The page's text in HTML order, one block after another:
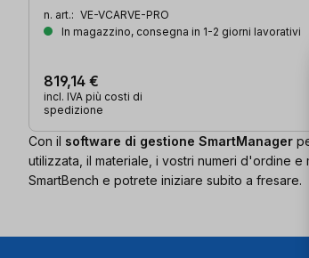
n. art.: VE-VCARVE-PRO
In magazzino, consegna in 1-2 giorni lavorativi
819,14 €
incl. IVA più costi di
spedizione
Con il software di gestione SmartManager
utilizzata, il materiale, i vostri numeri d'ordine
SmartBench e potrete iniziare subito a fresare.